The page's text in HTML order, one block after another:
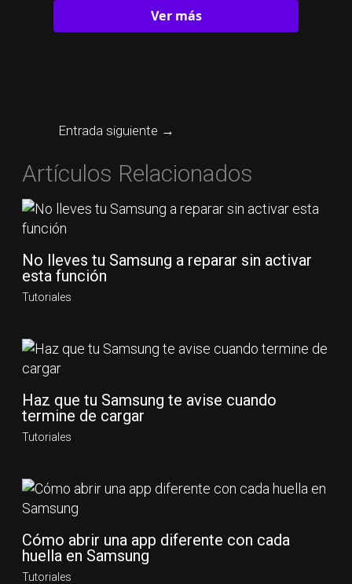
Ver más
Entrada siguiente →
Artículos Relacionados
No lleves tu Samsung a reparar sin activar
esta función
Tutoriales
Haz que tu Samsung te avise cuando
termine de cargar
Tutoriales
Cómo abrir una app diferente con cada
huella en Samsung
Tutoriales